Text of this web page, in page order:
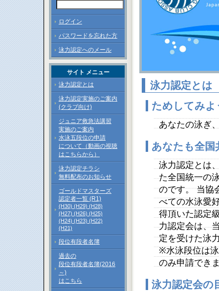
泳力認定とは
ためしてみよ
あなたの泳ぎ
あなたも全国
泳力認定とは
た全国統一の
のです。 当協
べての水泳愛
得頂いた認定
力認定会は、
定を受けた泳
※水泳段位は
のみ申請でき
泳力認定会の
ログイン
パスワードを忘れた方
泳力認定へのメール
サイト メニュー
泳力認定とは
泳力認定実施のご案内
(クラブ向け)
ジュニア救急法講習
実施のご案内
水泳五段位の申請
について（動画の視聴
はこちらから）
泳力認定チラシ
無料配布のお知らせ
ゴールドマスターズ
認定者一覧 (R1)
(H30) (H29) (H28)
(H27) (H26) (H25)
(H24) (H23) (H22)
(H21)
段位有段者名簿
過去の
段位有段者名簿(2016
～)
はこちら